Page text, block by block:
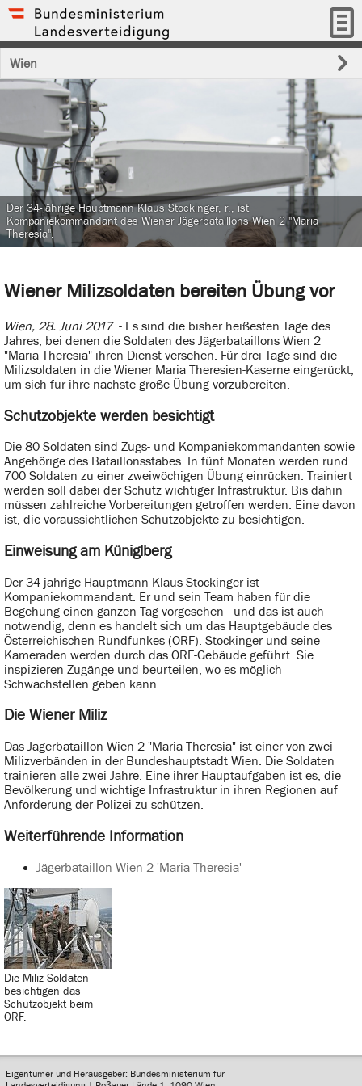
Wien
Wiener Milizsoldaten bereiten Übung vor
Wien, 28. Juni 2017 - Es sind die bisher heißesten Tage des
Jahres, bei denen die Soldaten des Jägerbataillons Wien 2
"Maria Theresia" ihren Dienst versehen. Für drei Tage sind die
Milizsoldaten in die Wiener Maria Theresien-Kaserne eingerückt,
um sich für ihre nächste große Übung vorzubereiten.
Schutzobjekte werden besichtigt
Die 80 Soldaten sind Zugs- und Kompaniekommandanten sowie
Angehörige des Bataillonsstabes. In fünf Monaten werden rund
700 Soldaten zu einer zweiwöchigen Übung einrücken. Trainiert
werden soll dabei der Schutz wichtiger Infrastruktur. Bis dahin
müssen zahlreiche Vorbereitungen getroffen werden. Eine davon
ist, die voraussichtlichen Schutzobjekte zu besichtigen.
Einweisung am Küniglberg
Der 34-jährige Hauptmann Klaus Stockinger ist
Kompaniekommandant. Er und sein Team haben für die
Begehung einen ganzen Tag vorgesehen - und das ist auch
notwendig, denn es handelt sich um das Hauptgebäude des
Österreichischen Rundfunkes (ORF). Stockinger und seine
Kameraden werden durch das ORF-Gebäude geführt. Sie
inspizieren Zugänge und beurteilen, wo es möglich
Schwachstellen geben kann.
Die Wiener Miliz
Das Jägerbataillon Wien 2 "Maria Theresia" ist einer von zwei
Milizverbänden in der Bundeshauptstadt Wien. Die Soldaten
trainieren alle zwei Jahre. Eine ihrer Hauptaufgaben ist es, die
Bevölkerung und wichtige Infrastruktur in ihren Regionen auf
Anforderung der Polizei zu schützen.
Weiterführende Information
Jägerbataillon Wien 2 'Maria Theresia'
Der 34-jährige Hauptmann Klaus Stockinger, r., ist
Kompaniekommandant des Wiener Jägerbataillons Wien 2 "Maria
Theresia".
Die Miliz-Soldaten
besichtigen das
Schutzobjekt beim
ORF.
Eigentümer und Herausgeber: Bundesministerium für